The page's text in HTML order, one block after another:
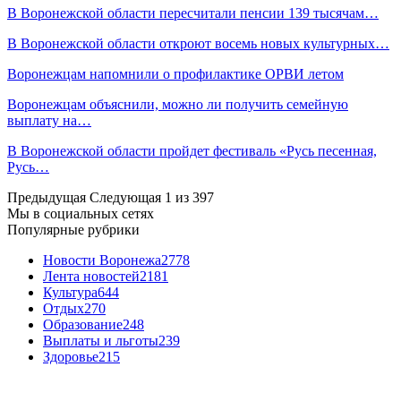
В Воронежской области пересчитали пенсии 139 тысячам…
В Воронежской области откроют восемь новых культурных…
Воронежцам напомнили о профилактике ОРВИ летом
Воронежцам объяснили, можно ли получить семейную
выплату на…
В Воронежской области пройдет фестиваль «Русь песенная,
Русь…
Предыдущая Следующая 1 из 397
Мы в социальных сетях
Популярные рубрики
Новости Воронежа2778
Лента новостей2181
Культура644
Отдых270
Образование248
Выплаты и льготы239
Здоровье215